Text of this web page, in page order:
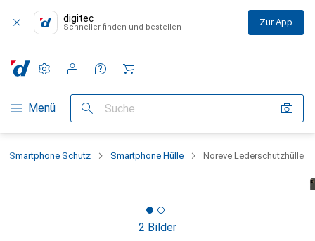
digitec
Schneller finden und bestellen Zur App
Navigation nach Kategorien
Menü Suche
Einstellungen
Kundenkonto
Vergleichslisten
Merklisten
Warenkorb
Smartphone Schutz Smartphone Hülle Noreve Lederschutzhülle
2 Bilder